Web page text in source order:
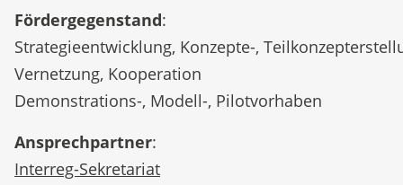
Fördergegenstand:
Strategieentwicklung, Konzepte-,
Vernetzung, Kooperation
Demonstrations-, Modell-, Pilotvorhaben
Ansprechpartner:
Interreg-Sekretariat